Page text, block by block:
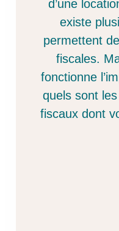
d’une
existe
permettent
fiscales.
fonctionne
quels sont
fiscaux dont